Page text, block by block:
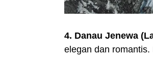
4. Danau Jenewa
elegan dan